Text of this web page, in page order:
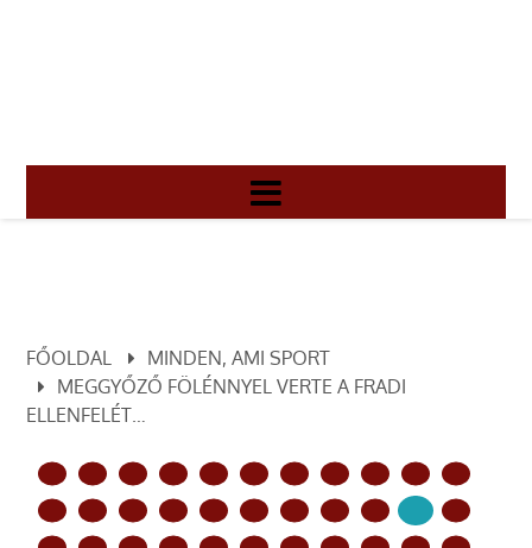
FŐOLDAL
MINDEN, AMI SPORT
MEGGYŐZŐ FÖLÉNNYEL VERTE A FRADI
ELLENFELÉT…